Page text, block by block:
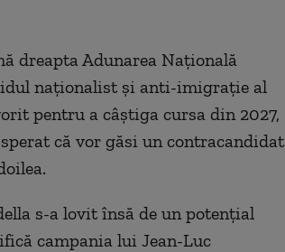
dreapta Adunarea Națională
naționalist și anti-imigrație al
pentru a câștiga cursa din 2027,
că vor găsi un contracandidat
s-a lovit însă de un potențial
campania lui Jean-Luc